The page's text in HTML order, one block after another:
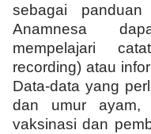
sebagai
Anamnesa
mempelajari
recording) atau
Data-data yang
dan umur ayam,
vaksinasi dan